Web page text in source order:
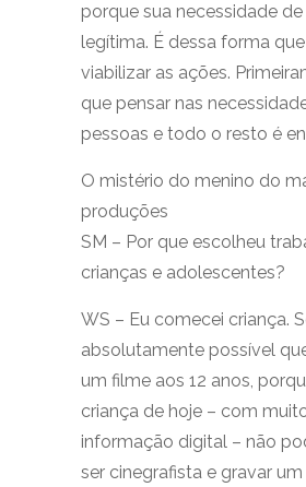
porque sua necessidade
legítima. É dessa forma
viabilizar as ações.
que pensar nas
pessoas e todo o resto é
O mistério do menino do
produções
SM – Por que escolheu
crianças e adolescentes?
WS – Eu comecei criança.
absolutamente possível
um filme aos 12 anos,
criança de hoje – com
informação digital – não
ser cinegrafista e gravar